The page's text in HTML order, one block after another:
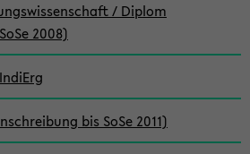
/ Diplom
2008)
bis SoSe 2011)